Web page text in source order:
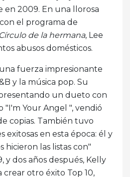
en 2009. En una llorosa
el programa de
Círculo de la hermana, Lee
abusos domésticos.
fuerza impresionante
y la música pop. Su
un dueto con
"I'm Your Angel ", vendió
copias. También tuvo
exitosas en esta época: él y
hicieron las listas con"
y dos años después, Kelly
crear otro éxito Top 10,